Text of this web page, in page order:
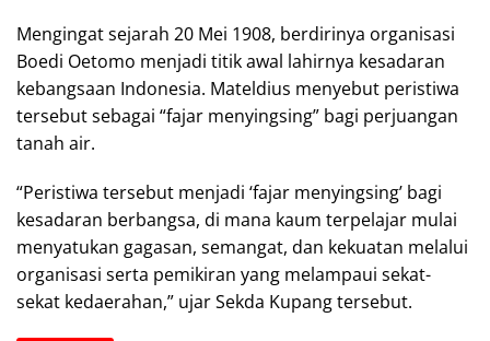
Mengingat sejarah 20 Mei 1908, berdirinya organisasi
Boedi Oetomo menjadi titik awal lahirnya kesadaran
kebangsaan Indonesia. Mateldius menyebut peristiwa
tersebut sebagai “fajar menyingsing” bagi perjuangan
tanah air.
“Peristiwa tersebut menjadi ‘fajar menyingsing’ bagi
kesadaran berbangsa, di mana kaum terpelajar mulai
menyatukan gagasan, semangat, dan kekuatan melalui
organisasi serta pemikiran yang melampaui sekat-
sekat kedaerahan,” ujar Sekda Kupang tersebut.